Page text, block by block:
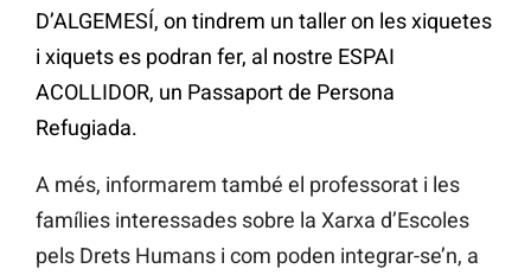
D’ALGEMESÍ, on tindrem un taller on les xiquetes
i xiquets es podran fer, al nostre ESPAI
ACOLLIDOR, un Passaport de Persona
Refugiada.
A més, informarem també el professorat i les
famílies interessades sobre la Xarxa d’Escoles
pels Drets Humans i com poden integrar-se’n, a